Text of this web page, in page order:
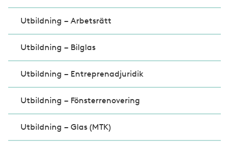
Utbildning – Arbetsrätt
Utbildning – Bilglas
Utbildning – Entreprenadjuridik
Utbildning – Fönsterrenovering
Utbildning – Glas (MTK)